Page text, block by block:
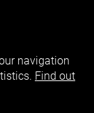
navigation
Find out